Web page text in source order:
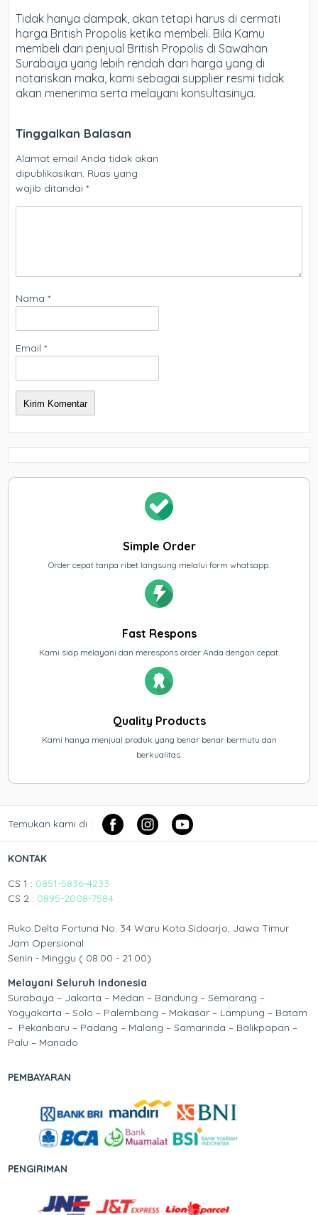
Tidak hanya dampak, akan tetapi harus di cermati
harga British Propolis ketika membeli. Bila Kamu
membeli dari penjual British Propolis di Sawahan
Surabaya yang lebih rendah dari harga yang di
notariskan maka, kami sebagai supplier resmi tidak
akan menerima serta melayani konsultasinya.
Tinggalkan Balasan
Alamat email Anda tidak akan
dipublikasikan. Ruas yang
wajib ditandai*
Nama*
Email*
Simple Order
Order cepat tanpa ribet langsung melalui form whatsapp.
Fast Respons
Kami siap melayani dan merespons order Anda dengan cepat.
Quality Products
Kami hanya menjual produk yang benar benar bermutu dan
berkualitas.
Temukan kami di :
KONTAK
CS 1 : 0851-5836-4233
CS 2 : 0895-2008-7584
Ruko Delta Fortuna No. 34 Waru Kota Sidoarjo, Jawa Timur
Jam Opersional:
Senin - Minggu ( 08:00 - 21:00)
Melayani Seluruh Indonesia
Surabaya – Jakarta – Medan – Bandung – Semarang –
Yogyakarta – Solo – Palembang – Makasar – Lampung – Batam
– Pekanbaru – Padang – Malang – Samarinda – Balikpapan –
Palu – Manado
PEMBAYARAN
PENGIRIMAN